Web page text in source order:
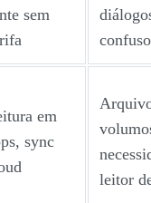
sem
em
sync
leitor